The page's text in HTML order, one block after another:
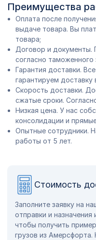
Преимущества
Оплата после
выдаче товара. Вы
товара;
Договор и документы.
согласно таможенного
Гарантия доставки.
гарантируем доставку
Скорость доставки.
сжатые сроки.
Низкая цена. У нас
консолидации и
Опытные сотрудники.
работы от 5 лет.
Стоимость
Заполните заявку на
отправки и
чтобы получить
грузов из